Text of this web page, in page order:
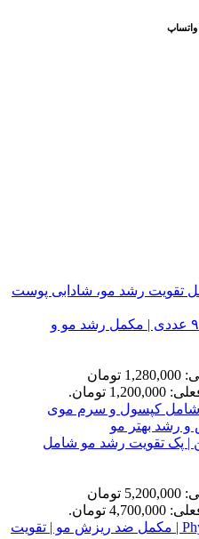
قرص بیوتین مای ویتامینز ۹۰ عددی | مکمل رشد مو و
قیمت اصلی: 1,280,000 تومان
تومان.
| پک تقویت رشد مو شامل
قیمت اصلی: 5,200,000 تومان
تومان.